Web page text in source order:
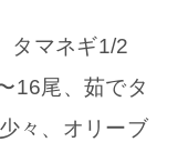
タマネギ1/2
16尾、茹でタ
々、オリーブ